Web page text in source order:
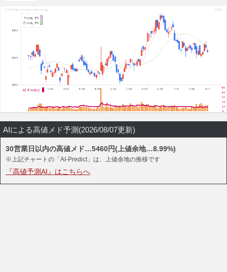
AIによる高値メド予測(2026/08/07更新)
30営業日以内の高値メド…5460円(上値余地…8.99%)
※上記チャートの「AI-Predict」は、上値余地の推移です
『高値予測AI』はこちらへ